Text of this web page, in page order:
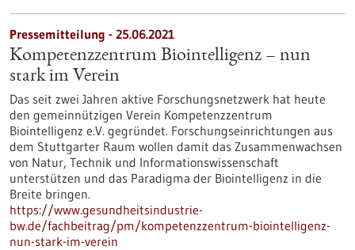
Pressemitteilung - 25.06.2021
Kompetenzzentrum Biointelligenz – nun
stark im Verein
Das seit zwei Jahren aktive Forschungsnetzwerk hat heute
den gemeinnützigen Verein Kompetenzzentrum
Biointelligenz e.V. gegründet. Forschungseinrichtungen aus
dem Stuttgarter Raum wollen damit das Zusammenwachsen
von Natur, Technik und Informationswissenschaft
unterstützen und das Paradigma der Biointelligenz in die
Breite bringen.
https://www.gesundheitsindustrie-
bw.de/fachbeitrag/pm/kompetenzzentrum-biointelligenz-
nun-stark-im-verein